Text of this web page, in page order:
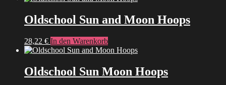
Oldschool Sun and Moon Hoops
28,22 € In den Warenkorb
Oldschool Sun Moon Hoops